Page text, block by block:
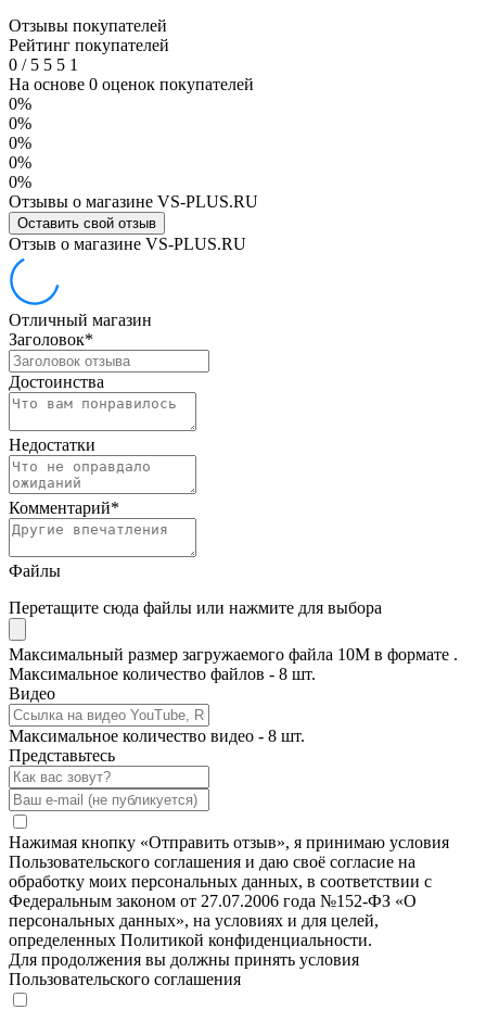
Отзывы покупателей
Рейтинг покупателей
0 /5 5 5 1
На основе 0 оценок покупателей
0%
0%
0%
0%
0%
Отзывы о магазине VS-PLUS.RU
Оставить свой отзыв
Отзыв о магазине VS-PLUS.RU
Отличный магазин
Заголовок*
Достоинства
Недостатки
Комментарий*
Файлы
Перетащите сюда файлы или нажмите для выбора
Максимальный размер загружаемого файла 10M в формате .
Максимальное количество файлов - 8 шт.
Видео
Максимальное количество видео - 8 шт.
Представьтесь
Нажимая кнопку «Отправить отзыв», я принимаю условия
Пользовательского соглашения и даю своё согласие на
обработку моих персональных данных, в соответствии с
Федеральным законом от 27.07.2006 года №152-ФЗ «О
персональных данных», на условиях и для целей,
определенных Политикой конфиденциальности.
Для продолжения вы должны принять условия
Пользовательского соглашения